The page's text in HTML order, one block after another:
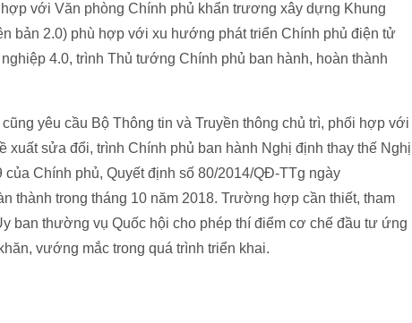
với Văn phòng Chính phủ khẩn trương xây dựng Khung
bản 2.0) phù hợp với xu hướng phát triển Chính phủ điện tử
4.0, trình Thủ tướng Chính phủ ban hành, hoàn thành
yêu cầu Bộ Thông tin và Truyền thông chủ trì, phối hợp với
sửa đổi, trình Chính phủ ban hành Nghị định thay thế Nghị
Chính phủ, Quyết định số 80/2014/QĐ-TTg ngày
thành trong tháng 10 năm 2018. Trường hợp cần thiết, tham
ban thường vụ Quốc hội cho phép thí điểm cơ chế đầu tư ứng
vướng mắc trong quá trình triển khai.